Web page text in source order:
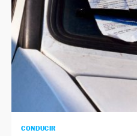
CONDUCIR